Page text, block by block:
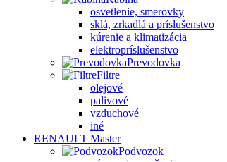
osvetlenie, smerovky
sklá, zrkadlá a príslušenstvo
kúrenie a klimatizácia
elektropríslušenstvo
Prevodovka
Filtre
olejové
palivové
vzduchové
iné
RENAULT Master
Podvozok